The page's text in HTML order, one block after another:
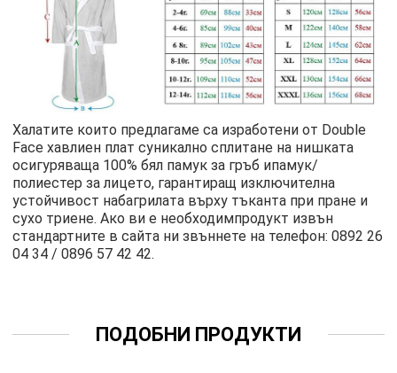
Халатите които предлагаме са изработени от Double
Face хавлиен плат суникално сплитане на нишката
осигуряваща 100% бял памук за гръб ипамук/
полиестер за лицето, гарантиращ изключителна
устойчивост набагрилата върху тъканта при пране и
сухо триене. Ако ви е необходимпродукт извън
стандартните в сайта ни звъннете на телефон: 0892 26
04 34 / 0896 57 42 42.
ПОДОБНИ ПРОДУКТИ